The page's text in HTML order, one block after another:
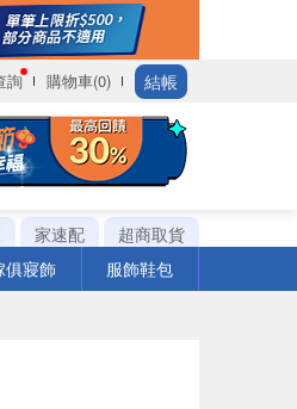
詢 購物車(0) 結帳
家速配
超商取貨
俱寢飾 服飾鞋包